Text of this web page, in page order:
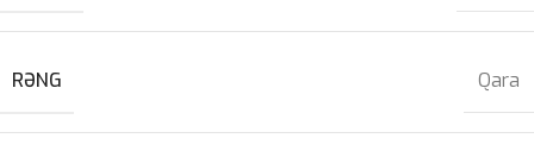
RƏNG Qara